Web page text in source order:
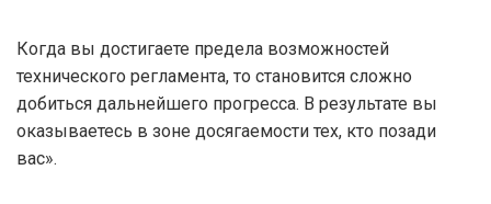
Когда вы достигаете предела возможностей
технического регламента, то становится сложно
добиться дальнейшего прогресса. В результате вы
оказываетесь в зоне досягаемости тех, кто позади
вас».